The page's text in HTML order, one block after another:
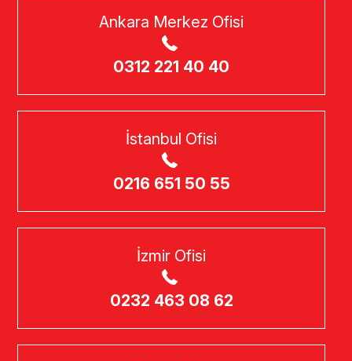
Ankara Merkez Ofisi
0312 221 40 40
İstanbul Ofisi
0216 651 50 55
İzmir Ofisi
0232 463 08 62